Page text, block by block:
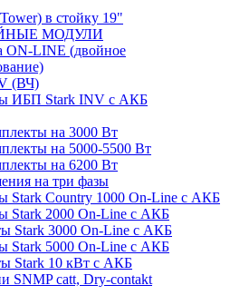
в стойку 19"
МОДУЛИ
LINE (двойное
(ВЧ)
ИБП Stark INV с АКБ
на 3000 Вт
на 5000-5500 Вт
на 6200 Вт
на три фазы
Stark Country 1000 On-Line с АКБ
Stark 2000 On-Line с АКБ
Stark 3000 On-Line с АКБ
Stark 5000 On-Line с АКБ
Stark 10 кВт с АКБ
SNMP catt, Dry-contakt